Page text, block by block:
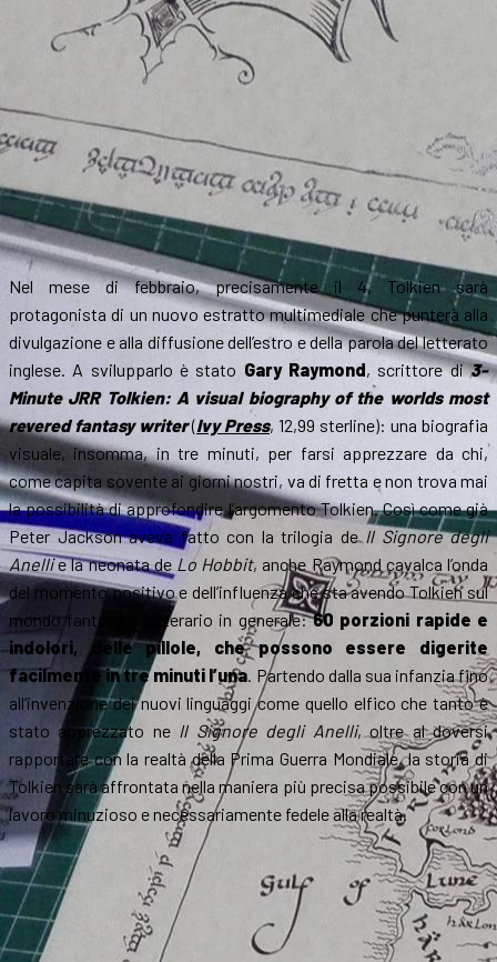
Nel mese di febbraio, precisamente il 4, Tolkien sarà
protagonista di un nuovo estratto multimediale che punterà alla
divulgazione e alla diffusione dell’estro e della parola del letterato
inglese. A svilupparlo è stato Gary Raymond, scrittore di3-
Minute JRR Tolkien: A visual biography of the worlds most
revered fantasy writer(Ivy Press, 12,99 sterline): una biografia
visuale, insomma, in tre minuti, per farsi apprezzare da chi,
come capita sovente ai giorni nostri, va di fretta e non trova mai
la possibilità di approfondire l’argomento Tolkien. Così come già
Peter Jackson aveva fatto con la trilogia deIl Signore degli
Anellie la neonata deLo Hobbit, anche Raymond cavalca l’onda
del momento positivo e dell’influenza che sta avendo Tolkien sul
mondo fantasy e letterario in generale:60 porzioni rapide e
indolori, delle pillole, che possono essere digerite
facilmente in tre minuti l’una. Partendo dalla sua infanzia fino
all’invenzione dei nuovi linguaggi come quello elfico che tanto è
stato apprezzato ne Il Signore degli Anelli, oltre al doversi
rapportare con la realtà della Prima Guerra Mondiale, la storia di
Tolkien sarà affrontata nella maniera più precisa possibile con un
lavoro minuzioso e necessariamente fedele alla realtà.